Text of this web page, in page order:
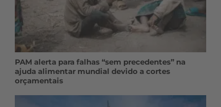
PAM alerta para falhas “sem precedentes” na
ajuda alimentar mundial devido a cortes
orçamentais